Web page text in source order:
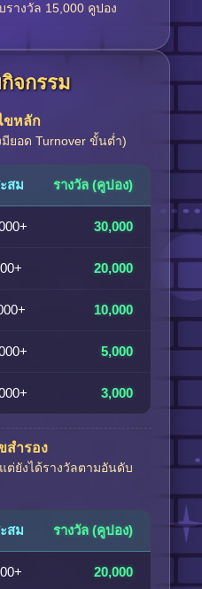
รางวัล 15,000 คูปอง
จกรรม
ขหลัก
ยอด Turnover ขั้นต่ำ)
สม รางวัล (คูปอง)
30,000
20,000
10,000
5,000
3,000
สำรอง
ต่ยังได้รางวัลตามอันดับ
สม รางวัล (คูปอง)
20,000